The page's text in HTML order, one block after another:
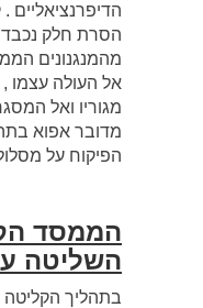
הדיפרנציאליים
הסרת חלק נכבד
מהמנגנונים
אל העולה עצמו
מגוריו ואל
מדובר אפוא
הפיקוח על
הממסד
השליטה
בתהליך